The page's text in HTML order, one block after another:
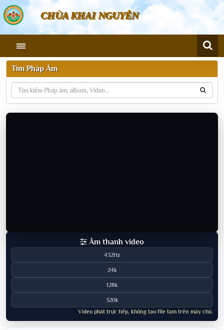
CHÙA KHAI NGUYÊN
Tìm Pháp Âm
Âm thanh video
432Hz
24k
128k
320k
Video phát trực tiếp, không tạo file tạm trên máy chủ.